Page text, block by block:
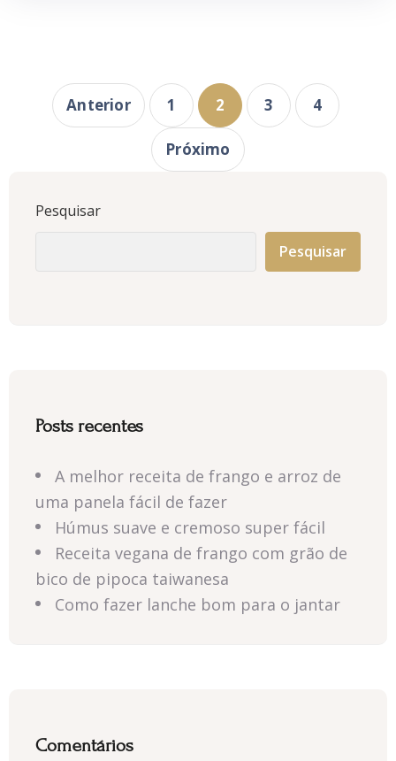
Anterior 1 2 3 4
Próximo
Pesquisar
Pesquisar
Posts recentes
A melhor receita de frango e arroz de
uma panela fácil de fazer
Húmus suave e cremoso super fácil
Receita vegana de frango com grão de
bico de pipoca taiwanesa
Como fazer lanche bom para o jantar
Comentários